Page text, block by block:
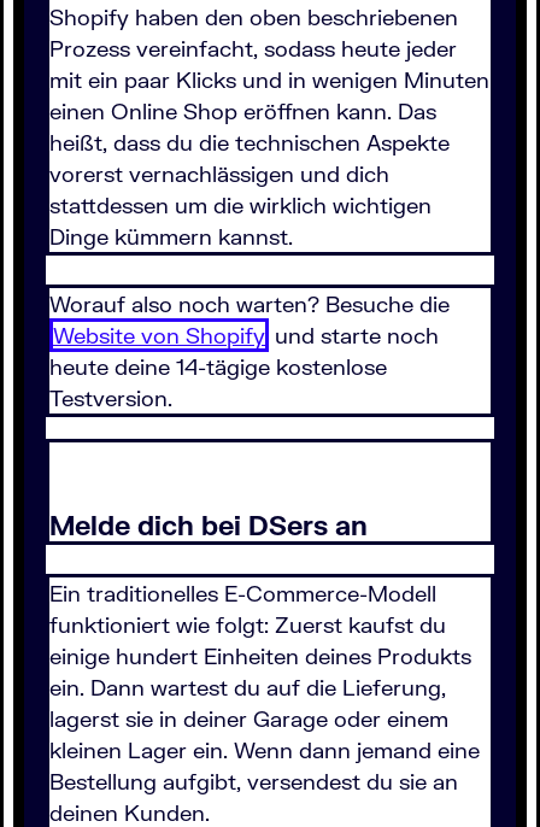
Shopify haben den oben beschriebenen
Prozess vereinfacht, sodass heute jeder
mit ein paar Klicks und in wenigen Minuten
einen Online Shop eröffnen kann. Das
heißt, dass du die technischen Aspekte
vorerst vernachlässigen und dich
stattdessen um die wirklich wichtigen
Dinge kümmern kannst.
Worauf also noch warten? Besuche die
Website von Shopify und starte noch
heute deine 14-tägige kostenlose
Testversion.
Melde dich bei DSers an
Ein traditionelles E-Commerce-Modell
funktioniert wie folgt: Zuerst kaufst du
einige hundert Einheiten deines Produkts
ein. Dann wartest du auf die Lieferung,
lagerst sie in deiner Garage oder einem
kleinen Lager ein. Wenn dann jemand eine
Bestellung aufgibt, versendest du sie an
deinen Kunden.